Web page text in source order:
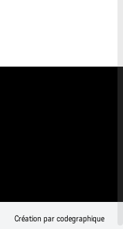
Création par codegraphique